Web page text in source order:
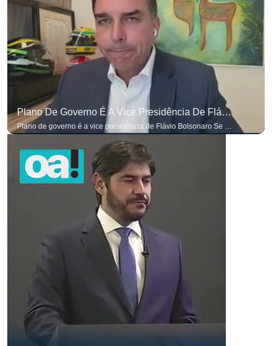
Plano De Governo É A Vice Presidência De Flávio Bolsonaro
Plano de governo é a vice presidência de Flávio Bolsonaro Se você busca informação com credibilidade, inscreva-se agora e ative o